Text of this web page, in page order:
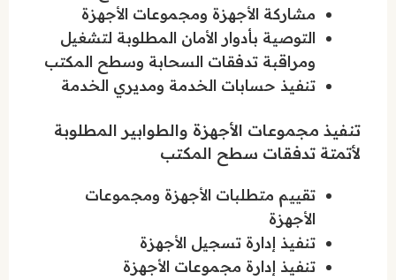
مشاركة الأجهزة ومجموعات الأجهزة
التوصية بأدوار الأمان المطلوبة لتشغيل
ومراقبة تدفقات السحابة وسطح المكتب
تنفيذ حسابات الخدمة ومديري الخدمة
تنفيذ مجموعات الأجهزة والطوابير المطلوبة
لأتمتة تدفقات سطح المكتب
تقييم متطلبات الأجهزة ومجموعات
الأجهزة
تنفيذ إدارة تسجيل الأجهزة
تنفيذ إدارة مجموعات الأجهزة